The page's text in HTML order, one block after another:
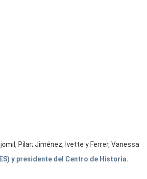
Pilar; Jiménez, Ivette y Ferrer, Vanessa
y presidente del Centro de Historia.